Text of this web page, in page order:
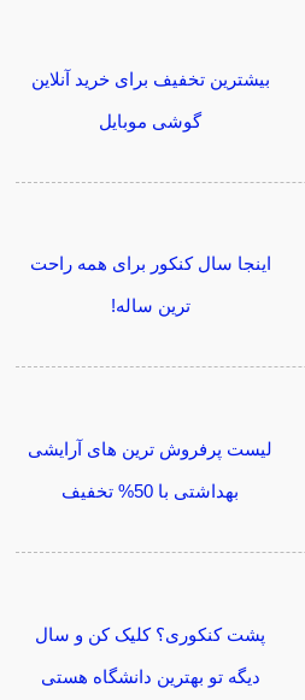
بیشترین تخفیف برای خرید آنلاین
گوشی موبایل
اینجا سال کنکور برای همه راحت
ترین ساله!
لیست پرفروش ترین های آرایشی
بهداشتی با 50% تخفیف
پشت کنکوری؟ کلیک کن و سال
دیگه تو بهترین دانشگاه هستی